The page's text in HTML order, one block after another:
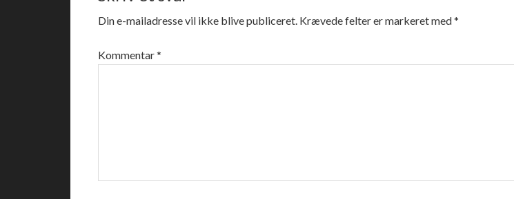
Din e-mailadresse vil ikke blive publiceret. Krævede felter er markeret med*
Kommentar*